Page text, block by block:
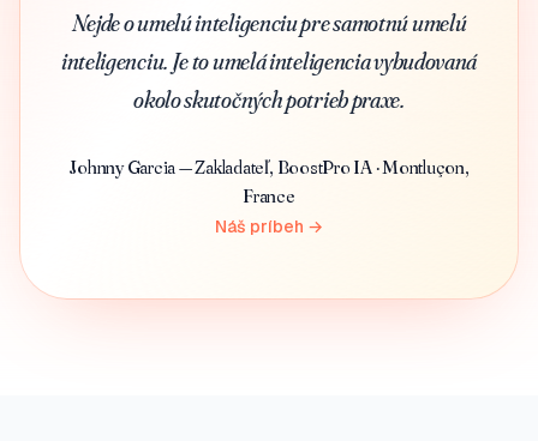
Nejde o umelú inteligenciu pre samotnú umelú
inteligenciu. Je to umelá inteligencia vybudovaná
okolo skutočných potrieb praxe.
Johnny Garcia — Zakladateľ, BoostPro IA · Montluçon,
France
Náš príbeh →